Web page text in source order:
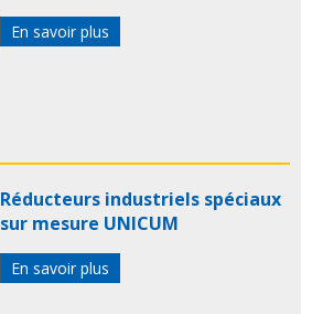
En savoir plus
Réducteurs industriels spéciaux
sur mesure UNICUM
En savoir plus